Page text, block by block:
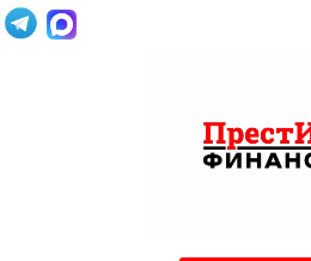
Перейти